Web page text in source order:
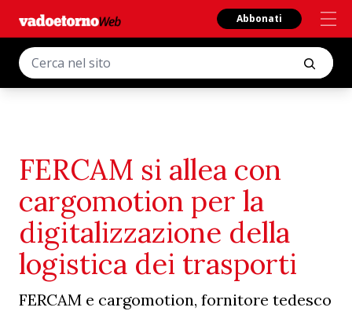
Abbonati
FERCAM si allea con
cargomotion per la
digitalizzazione della
logistica dei trasporti
FERCAM e cargomotion, fornitore tedesco